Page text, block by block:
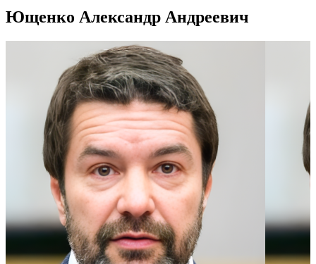
Ющенко Александр Андреевич